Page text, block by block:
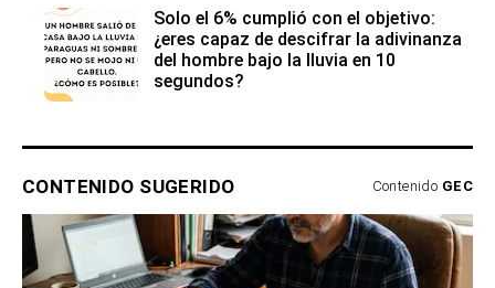
Solo el 6% cumplió con el objetivo:
¿eres capaz de descifrar la adivinanza
del hombre bajo la lluvia en 10
segundos?
CONTENIDO SUGERIDO Contenido GEC